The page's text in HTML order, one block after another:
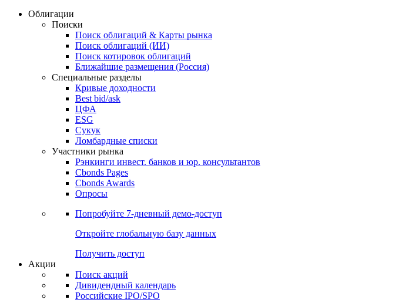
Облигации
Поиски
Поиск облигаций & Карты рынка
Поиск облигаций (ИИ)
Поиск котировок облигаций
Ближайшие размещения (Россия)
Специальные разделы
Кривые доходности
Best bid/ask
ЦФА
ESG
Сукук
Ломбардные списки
Участники рынка
Рэнкинги инвест. банков и юр. консультантов
Cbonds Pages
Cbonds Awards
Опросы
Попробуйте 7-дневный демо-доступ
Откройте глобальную базу данных
Получить доступ
Акции
Поиск акций
Дивидендный календарь
Российские IPO/SPO